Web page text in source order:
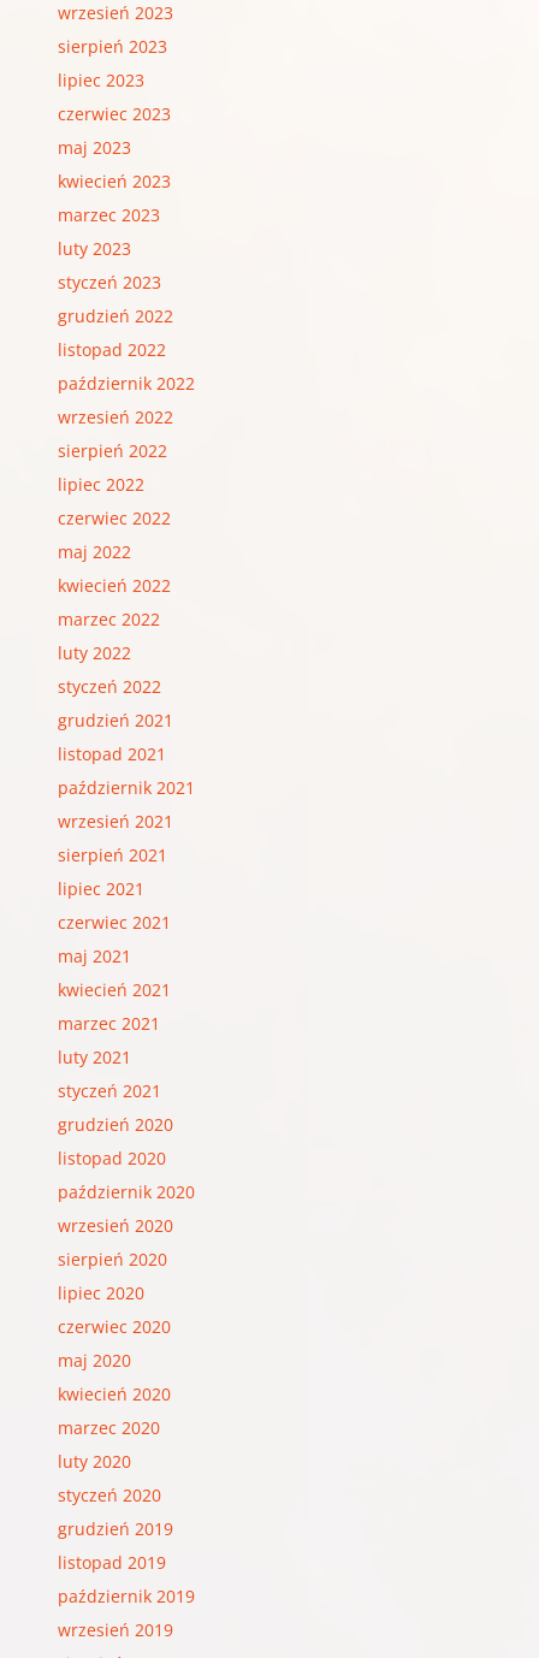
wrzesień 2023
sierpień 2023
lipiec 2023
czerwiec 2023
maj 2023
kwiecień 2023
marzec 2023
luty 2023
styczeń 2023
grudzień 2022
listopad 2022
październik 2022
wrzesień 2022
sierpień 2022
lipiec 2022
czerwiec 2022
maj 2022
kwiecień 2022
marzec 2022
luty 2022
styczeń 2022
grudzień 2021
listopad 2021
październik 2021
wrzesień 2021
sierpień 2021
lipiec 2021
czerwiec 2021
maj 2021
kwiecień 2021
marzec 2021
luty 2021
styczeń 2021
grudzień 2020
listopad 2020
październik 2020
wrzesień 2020
sierpień 2020
lipiec 2020
czerwiec 2020
maj 2020
kwiecień 2020
marzec 2020
luty 2020
styczeń 2020
grudzień 2019
listopad 2019
październik 2019
wrzesień 2019